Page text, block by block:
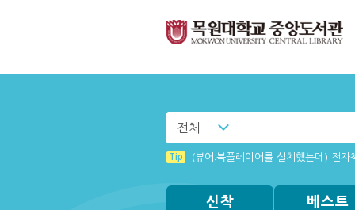
전체
Tip (뷰어:북플레이어를 설치했는데) 전자
신착 베스트